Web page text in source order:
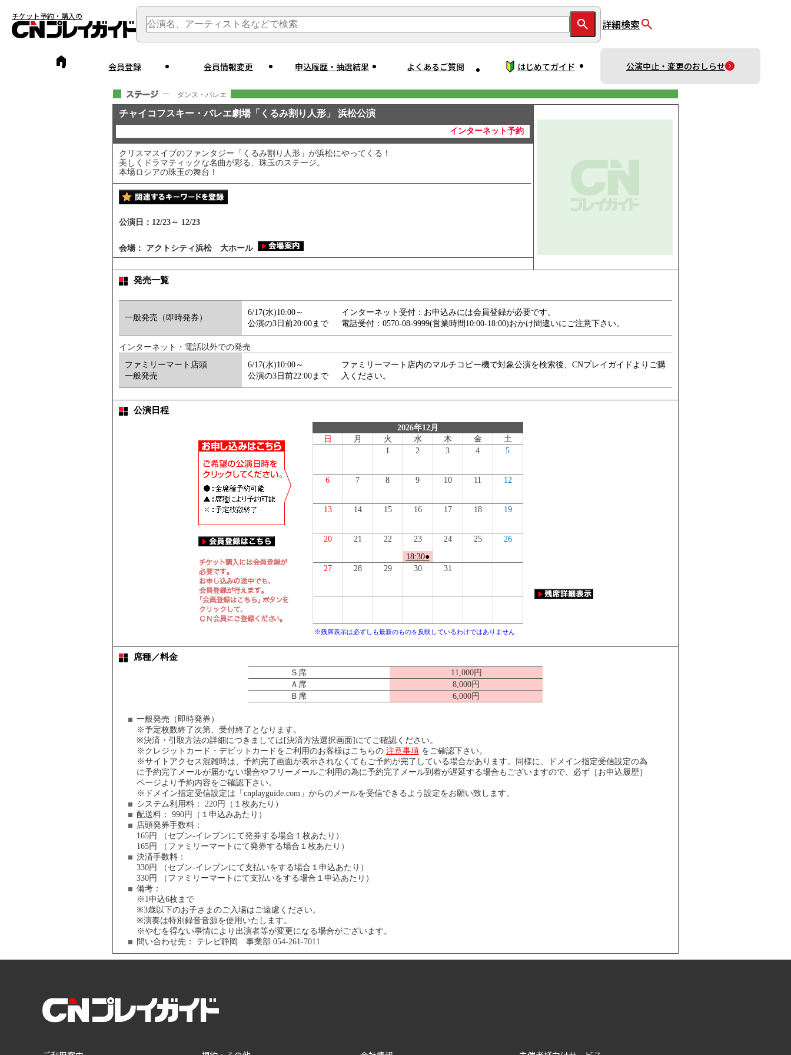
チケット予約・購入の
詳細検索
会員登録 会員情報変更 申込履歴・抽選結果 よくあるご質問 はじめてガイド 公演中止・変更のおしらせ
ダンス・バレエ
チャイコフスキー・バレエ劇場「くるみ割り人形」 浜松公演
インターネット予約
クリスマスイブのファンタジー「くるみ割り人形」が浜松にやってくる！
美しくドラマティックな名曲が彩る、珠玉のステージ。
本場ロシアの珠玉の舞台！
公演日： 12/23 ～ 12/23
会場： アクトシティ浜松 大ホール
発売一覧
一般発売（即時発券）
6/17(水)10:00～
公演の3日前20:00まで
インターネット受付：お申込みには会員登録が必要です。
電話受付：0570-08-9999(営業時間10:00-18:00)おかけ間違いにご注意下さい。
インターネット・電話以外での発売
ファミリーマート店頭
一般発売
6/17(水)10:00～
公演の3日前22:00まで
ファミリーマート店内のマルチコピー機で対象公演を検索後、CNプレイガイドよりご購
入ください。
公演日程
2026年12月
日
月 火 水 木 金
土
1
2 3 4 5
6 7 8 9 10 11 12
13 14 15 16 17 18 19
20 21 22 23 24 25
26
18:30●
27
28 29 30 31
※残席表示は必ずしも最新のものを反映しているわけではありません
席種／料金
Ｓ席
11,000円
Ａ席
8,000円
Ｂ席
6,000円
一般発売（即時発券）
※予定枚数終了次第、受付終了となります。
※決済・引取方法の詳細につきましては[決済方法選択画面]にてご確認ください。
※クレジットカード・デビットカードをご利用のお客様はこちらの 注意事項 をご確認下さい。
※サイトアクセス混雑時は、予約完了画面が表示されなくてもご予約が完了している場合があります。同様に、ドメイン指定受信設定の為
に予約完了メールが届かない場合やフリーメールご利用の為に予約完了メール到着が遅延する場合もございますので、必ず［お申込履歴］
ページより予約内容をご確認下さい。
※ドメイン指定受信設定は「cnplayguide.com」からのメールを受信できるよう設定をお願い致します。
システム利用料： 220円（１枚あたり）
配送料： 990円（１申込みあたり）
店頭発券手数料 ：
165円 （セブン-イレブンにて発券する場合１枚あたり）
165円 （ファミリーマートにて発券する場合１枚あたり）
決済手数料 ：
330円 （セブン-イレブンにて支払いをする場合１申込あたり）
330円 （ファミリーマートにて支払いをする場合１申込あたり）
備考：
※1申込6枚まで
※3歳以下のお子さまのご入場はご遠慮ください。
※演奏は特別録音音源を使用いたします。
※やむを得ない事情により出演者等が変更になる場合がございます。
問い合わせ先： テレビ静岡 事業部 054-261-7011